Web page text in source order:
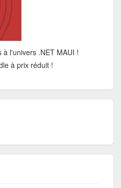
l'univers .NET MAUI !
à prix réduit !